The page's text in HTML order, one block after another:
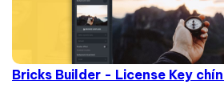
Bricks Builder - License Key